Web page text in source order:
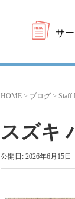
サ
HOME > ブログ >Staff
スズキ
公開日: 2026年6月15日